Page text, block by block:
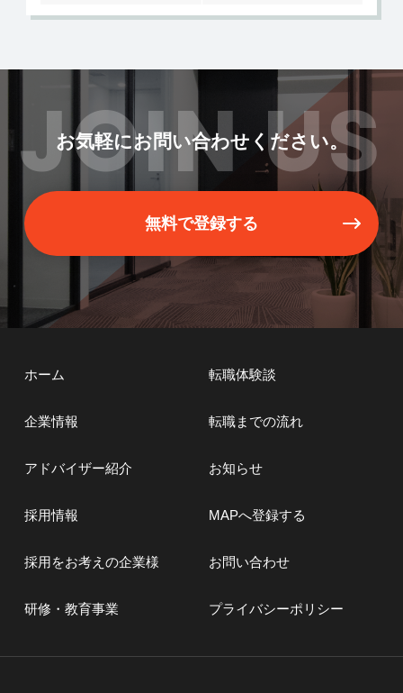
JOIN US
お気軽にお問い合わせください。
無料で登録する
ホーム
企業情報
アドバイザー紹介
転職体験談
転職までの流れ
お知らせ
採用情報
採用をお考えの企業様
研修・教育事業
MAPへ登録する
お問い合わせ
プライバシーポリシー